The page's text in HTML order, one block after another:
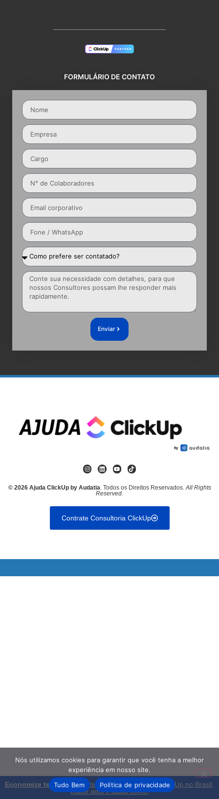
FORMULÁRIO DE CONTATO
Enviar
© 2026 Ajuda ClickUp by Audatia. Todos os Direitos Reservados.All Rights
Reserved.
Contrate Consultoria ClickUp
Economize tempo:Contrate um Especialista em ClickUp no Brasil,
clique aqui e saiba como!
Nós utilizamos cookies para garantir que você tenha a melhor
experiência em nosso site.
Tudo Bem
Política de privacidade